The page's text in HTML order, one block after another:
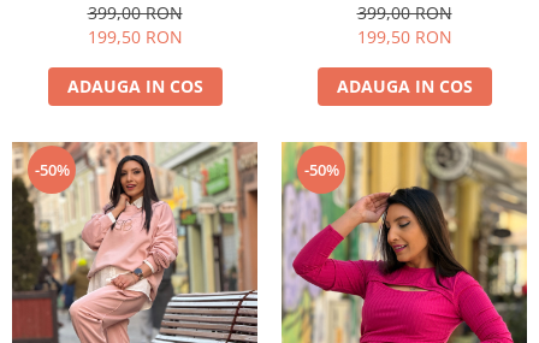
399,00 RON
199,50 RON
ADAUGA IN COS
399,00 RON
199,50 RON
ADAUGA IN COS
-50% -50%